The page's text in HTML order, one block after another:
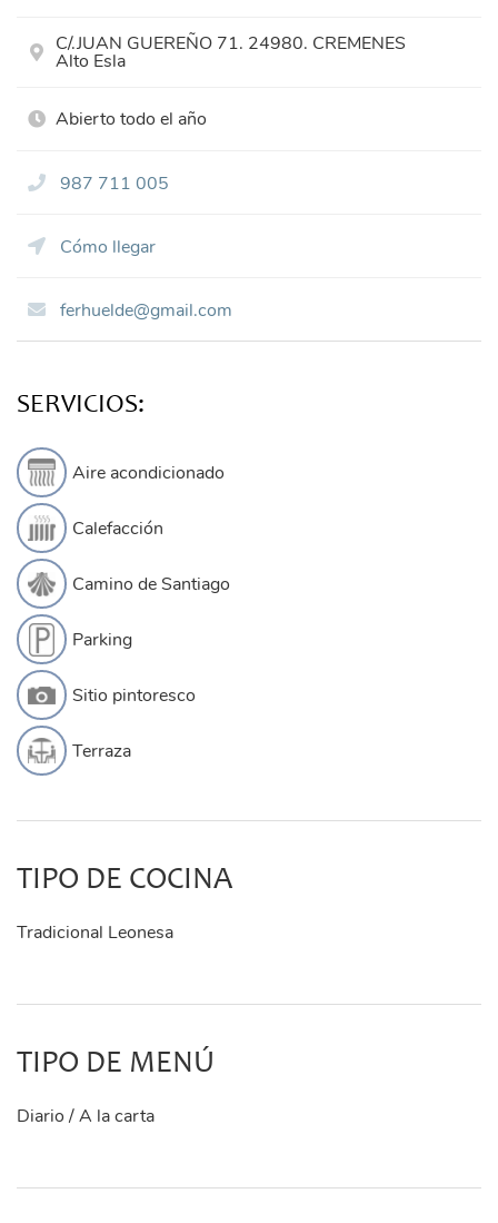
C/.JUAN GUEREÑO 71. 24980. CREMENES
Alto Esla
Abierto todo el año
987 711 005
Cómo llegar
ferhuelde@gmail.com
SERVICIOS:
Aire acondicionado
Calefacción
Camino de Santiago
Parking
Sitio pintoresco
Terraza
TIPO DE COCINA
Tradicional Leonesa
TIPO DE MENÚ
Diario / A la carta